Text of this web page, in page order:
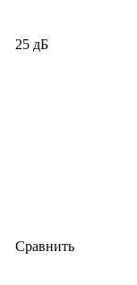
25 дБ
Сравнить